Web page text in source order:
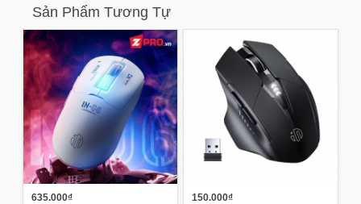
Sản Phẩm Tương Tự
635.000₫ 150.000₫